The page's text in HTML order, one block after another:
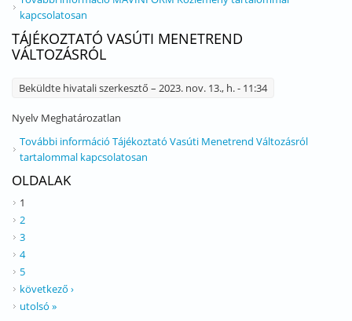
kapcsolatosan
TÁJÉKOZTATÓ VASÚTI MENETREND
VÁLTOZÁSRÓL
Beküldte hivatali szerkesztő – 2023. nov. 13., h. - 11:34
Nyelv Meghatározatlan
További információ Tájékoztató Vasúti Menetrend Változásról
tartalommal kapcsolatosan
OLDALAK
1
2
3
4
5
következő ›
utolsó »